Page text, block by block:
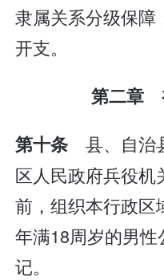
隶属关系分级保障
开支。
第二章
第十条县、自治
区人民政府兵役机
前，组织本行政区
年满18周岁的男
记。